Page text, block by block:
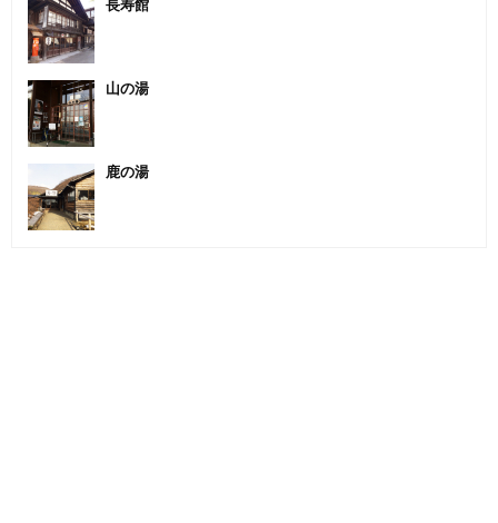
長寿館
山の湯
鹿の湯